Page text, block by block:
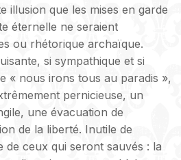
illusion que les mises en garde
éternelle ne seraient
ou rhétorique archaïque.
si sympathique et si
« nous irons tous au paradis »,
pernicieuse, un
une évacuation de
de la liberté. Inutile de
ceux qui seront sauvés : la